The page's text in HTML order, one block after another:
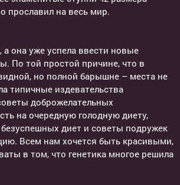
прославил на весь мир.
а она уже успела ввести новые
По той простой причине, что в
но полной барышне – места не
типичные издевательства
доброжелательных
на очередную голодную диету,
диет и советы подружек
Всем нам хочется быть красивыми,
в том, что генетика многое решила